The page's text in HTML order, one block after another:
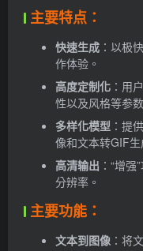
主要特点：
快速生成 ：以极
作体验。
高度定制化 ：用
性以及风格等参数
多样化模型 ：提
像和文本转GIF生
高清输出 ：“增
分辨率。
主要功能：
文本到图像 ：将